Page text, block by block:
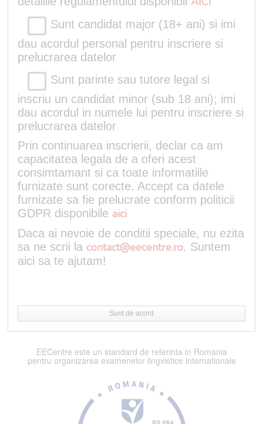
Sunt candidat major (18+ ani) si imi
dau acordul personal pentru inscriere si
prelucrarea datelor
Sunt parinte sau tutore legal si
inscriu un candidat minor (sub 18 ani); imi
dau acordul in numele lui pentru inscriere si
prelucrarea datelor
Prin continuarea inscrierii, declar ca am
capacitatea legala de a oferi acest
consimtamant si ca toate informatiile
furnizate sunt corecte. Accept ca datele
furnizate sa fie prelucrate conform politicii
GDPR disponibile aici
Daca ai nevoie de conditii speciale, nu ezita
sa ne scrii la contact@eecentre.ro. Suntem
aici sa te ajutam!
Sunt de acord
EECentre este un standard de referinta in Romania
pentru organizarea examenelor lingvistice internationale